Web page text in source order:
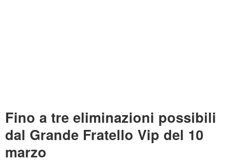
Fino a tre eliminazioni possibili
dal Grande Fratello Vip del 10
marzo